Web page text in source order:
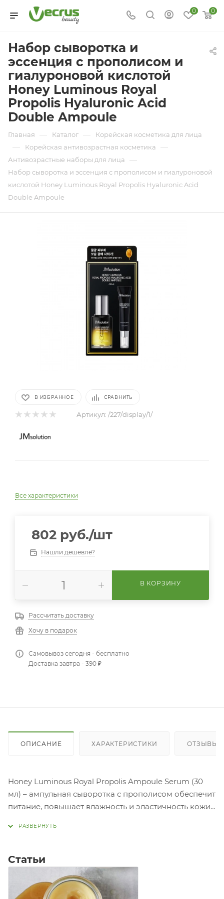
0 0
Набор сыворотка и
эссенция с прополисом и
гиалуроновой кислотой
Honey Luminous Royal
Propolis Hyaluronic Acid
Double Ampoule
Главная — Каталог — Корейская косметика для лица
— Корейская антивозрастная косметика —
Антивозрастные наборы для лица —
Набор сыворотка и эссенция с прополисом и гиалуроновой
кислотой Honey Luminous Royal Propolis Hyaluronic Acid
Double Ampoule
В ИЗБРАННОЕ СРАВНИТЬ
Артикул: /227/display/1/
Все характеристики
802 руб./шт
Нашли дешевле?
В КОРЗИНУ
Рассчитать доставку
Хочу в подарок
Самовывоз сегодня - бесплатно
Доставка завтра - 390 ₽
ОПИСАНИЕ ХАРАКТЕРИСТИКИ ОТЗЫВЫ
Honey Luminous Royal Propolis Ampoule Serum (30
мл) – ампульная сыворотка с прополисом обеспечит
питание, повышает влажность и эластичность кожи,
липкости и быстро впитывается.
Основные ингредиенты:
Экстракт зеленого прополиса обладает еще
большим, по сравнению с обычным прополисом,
Статьи